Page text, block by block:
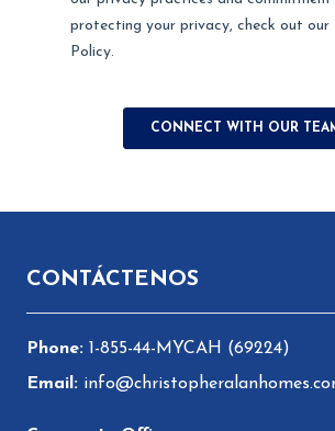
CONTÁCTENOS
1-855-44-MYCAH (69224)